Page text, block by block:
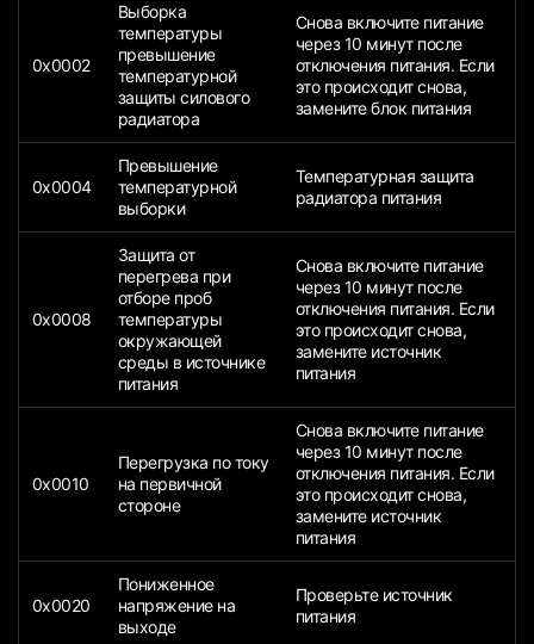
0x0002
Выборка
температуры
превышение
температурной
защиты силового
радиатора
Снова включите питание
через 10 минут после
отключения питания. Если
это происходит снова,
замените блок питания
0x0004
Превышение
температурной
выборки
Температурная защита
радиатора питания
0x0008
Защита от
перегрева при
отборе проб
температуры
окружающей
среды в источнике
питания
Снова включите питание
через 10 минут после
отключения питания. Если
это происходит снова,
замените источник
питания
0x0010
Перегрузка по току
на первичной
стороне
Снова включите питание
через 10 минут после
отключения питания. Если
это происходит снова,
замените источник
питания
0x0020
Пониженное
напряжение на
выходе
Проверьте источник
питания